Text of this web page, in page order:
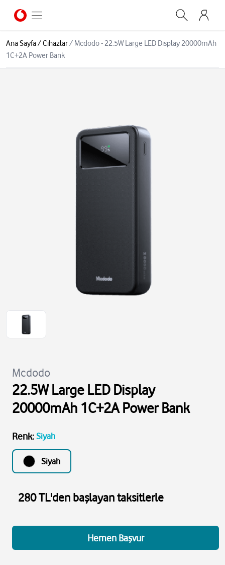
Ana Sayfa/Cihazlar/ Mcdodo - 22.5W Large LED Display 20000mAh
1C+2A Power Bank
Mcdodo
22.5W Large LED Display
20000mAh 1C+2A Power Bank
Renk: Siyah
Siyah
280 TL'den başlayan taksitlerle
Hemen Başvur